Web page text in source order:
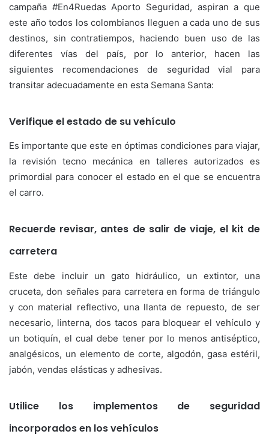
campaña #En4Ruedas Aporto Seguridad, aspiran a que
este año todos los colombianos lleguen a cada uno de sus
destinos, sin contratiempos, haciendo buen uso de las
diferentes vías del país, por lo anterior, hacen las
siguientes recomendaciones de seguridad vial para
transitar adecuadamente en esta Semana Santa:
Verifique el estado de su vehículo
Es importante que este en óptimas condiciones para viajar,
la revisión tecno mecánica en talleres autorizados es
primordial para conocer el estado en el que se encuentra
el carro.
Recuerde revisar, antes de salir de viaje, el kit de
carretera
Este debe incluir un gato hidráulico, un extintor, una
cruceta, don señales para carretera en forma de triángulo
y con material reflectivo, una llanta de repuesto, de ser
necesario, linterna, dos tacos para bloquear el vehículo y
un botiquín, el cual debe tener por lo menos antiséptico,
analgésicos, un elemento de corte, algodón, gasa estéril,
jabón, vendas elásticas y adhesivas.
Utilice los implementos de seguridad
incorporados en los vehículos